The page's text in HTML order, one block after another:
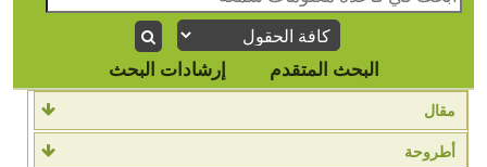
البحث المتقدم إرشادات البحث
مقال
أطروحة